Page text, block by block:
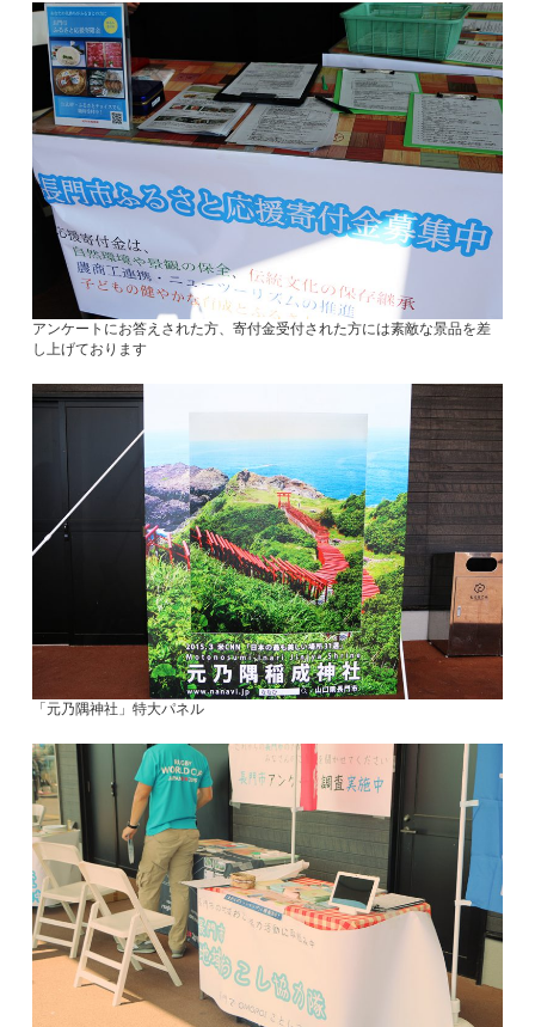
アンケートにお答えされた方、寄付金受付された方には素敵な景品を差
し上げております
「元乃隅神社」特大パネル